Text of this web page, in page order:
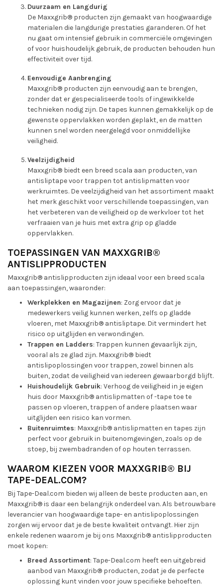
Duurzaam en Langdurig
De Maxxgrib® producten zijn gemaakt van hoogwaardige
materialen die langdurige prestaties garanderen. Of het
nu gaat om intensief gebruik in commerciële omgevingen
of voor huishoudelijk gebruik, de producten behouden hun
effectiviteit over tijd.
Eenvoudige Aanbrenging
Maxxgrib® producten zijn eenvoudig aan te brengen,
zonder dat er gespecialiseerde tools of ingewikkelde
technieken nodig zijn. De tapes kunnen gemakkelijk op de
gewenste oppervlakken worden geplakt, en de matten
kunnen snel worden neergelegd voor onmiddellijke
veiligheid.
Veelzijdigheid
Maxxgrib® biedt een breed scala aan producten, van
antisliptape voor trappen tot antislipmatten voor
werkruimtes. De veelzijdigheid van het assortiment maakt
het merk geschikt voor verschillende toepassingen, van
het verbeteren van de veiligheid op de werkvloer tot het
verfraaien van je huis met extra grip op gladde
oppervlakken.
TOEPASSINGEN VAN MAXXGRIB®
ANTISLIPPRODUCTEN
Maxxgrib® antislipproducten zijn ideaal voor een breed scala
aan toepassingen, waaronder:
Werkplekken en Magazijnen: Zorg ervoor dat je
medewerkers veilig kunnen werken, zelfs op gladde
vloeren, met Maxxgrib® antisliptape. Dit vermindert het
risico op uitglijden en verwondingen.
Trappen en Ladders: Trappen kunnen gevaarlijk zijn,
vooral als ze glad zijn. Maxxgrib® biedt
antislipoplossingen voor trappen, zowel binnen als
buiten, zodat de veiligheid van iedereen gewaarborgd blijft.
Huishoudelijk Gebruik: Verhoog de veiligheid in je eigen
huis door Maxxgrib® antislipmatten of -tape toe te
passen op vloeren, trappen of andere plaatsen waar
uitglijden een risico kan vormen.
Buitenruimtes: Maxxgrib® antislipmatten en tapes zijn
perfect voor gebruik in buitenomgevingen, zoals op de
stoep, bij zwembadranden of op houten terrassen.
WAAROM KIEZEN VOOR MAXXGRIB® BIJ
TAPE-DEAL.COM?
Bij Tape-Deal.com bieden wij alleen de beste producten aan, en
Maxxgrib® is daar een belangrijk onderdeel van. Als betrouwbare
leverancier van hoogwaardige tape- en antislipoplossingen
zorgen wij ervoor dat je de beste kwaliteit ontvangt. Hier zijn
enkele redenen waarom je bij ons Maxxgrib® antislipproducten
moet kopen:
Breed Assortiment: Tape-Deal.com heeft een uitgebreid
aanbod van Maxxgrib® producten, zodat je de perfecte
oplossing kunt vinden voor jouw specifieke behoeften.